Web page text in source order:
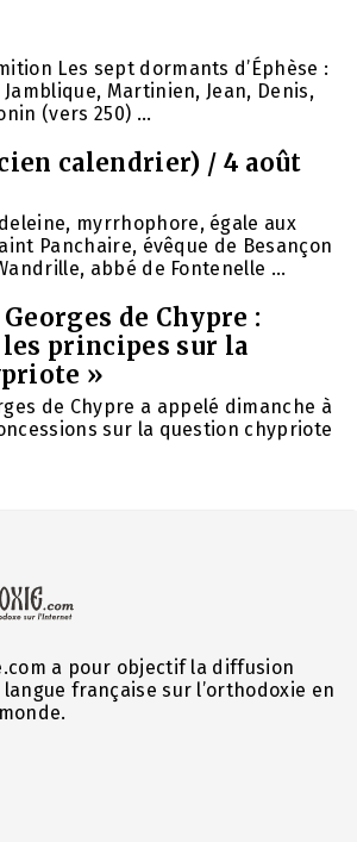
Les sept dormants d’Éphèse :
Martinien, Jean, Denis,
(vers 250) ...
calendrier) / 4 août
myrrhophore, égale aux
Panchaire, évêque de Besançon
abbé de Fontenelle ...
Georges de Chypre :
principes sur la
»
de Chypre a appelé dimanche à
sur la question chypriote
a pour objectif la diffusion
française sur l’orthodoxie en